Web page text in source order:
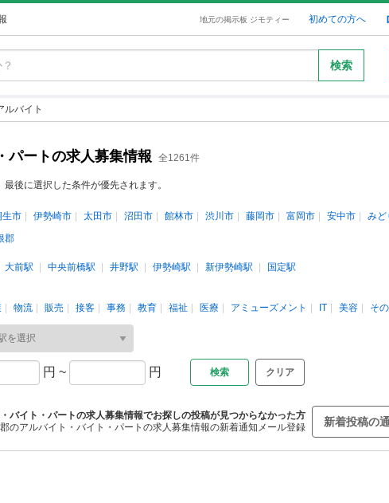
地元の掲示板 ジモティー 初めての方へ
検索
ルバイト
パートの求人募集情報 全1261件
後に選択した条件が優先されます。
生市 伊勢崎市 太田市 沼田市 館林市 渋川市 藤岡市 富岡市 安中市 みど
郡
大前駅 中央前橋駅 井野駅 伊勢崎駅 新伊勢崎駅
国定駅
物流 販売 接客 事務 教育 福祉 医療 アミューズメント IT 美容 そ
円 ~ 円 クリア
バイト・パートの求人募集情報でお探しの投稿が見つからなかった方
のアルバイト・バイト・パートの求人募集情報の新着通知メール登録
新着投稿の